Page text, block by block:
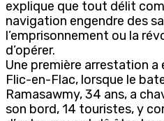
explique que tout délit
navigation engendre des
l’emprisonnement ou la
d’opérer.
Une première arrestation a
Flic-en-Flac, lorsque le
Ramasawmy, 34 ans, a
son bord, 14 touristes, y